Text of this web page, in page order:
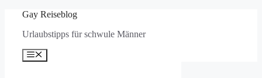
springen
Gay Reiseblog
Urlaubstipps für schwule Männer
Menü